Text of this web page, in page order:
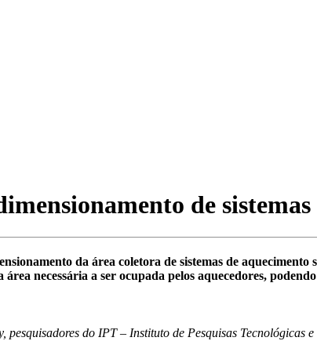
de
da área coletora de sistemas de
necessária a ser ocupada pelos aquecedores,
pesquisadores do IPT – Instituto de Pesquisas